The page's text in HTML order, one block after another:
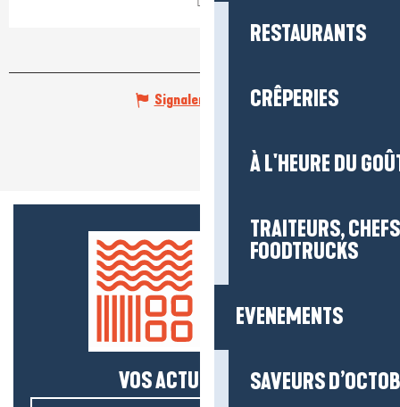
RESTAURANTS
CRÊPERIES
À L'HEURE DU
TRAITEURS,
FOODTRUCKS
EVENEMENTS
SAVEURS
Signaler une erreur
VOS ACTUS SALÉES !